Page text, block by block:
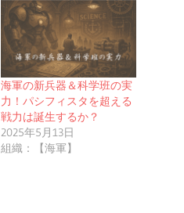
海軍の新兵器＆科学班の実
力！パシフィスタを超える
戦力は誕生するか？
2025年5月13日
組織：【海軍】